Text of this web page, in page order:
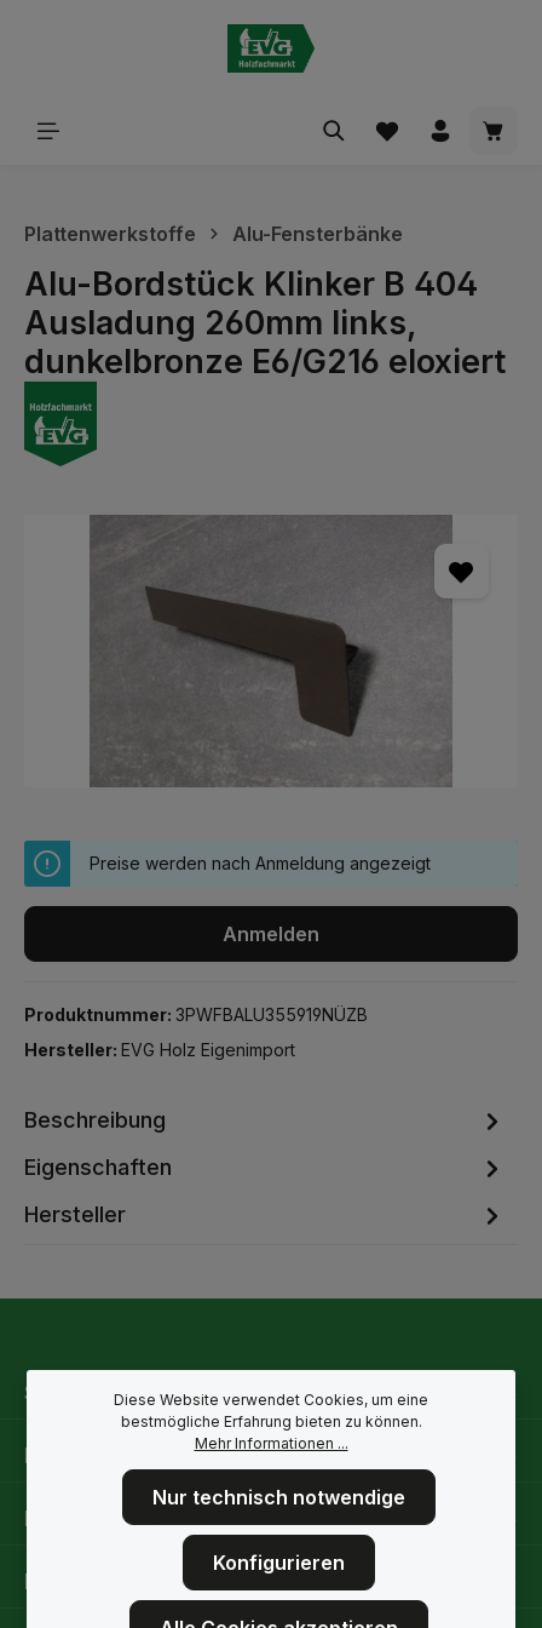
Plattenwerkstoffe Alu-Fensterbänke
Alu-Bordstück Klinker B 404
Ausladung 260mm links,
dunkelbronze E6/G216 eloxiert
Preise werden nach Anmeldung angezeigt
Anmelden
Produktnummer: 3PWFBALU355919NÜZB
Hersteller: EVG Holz Eigenimport
Beschreibung
Eigenschaften
Hersteller
Service-Hotline
Rechtliche Hinweise
Informationen
Folge uns
Diese Website verwendet Cookies, um eine
bestmögliche Erfahrung bieten zu können.
Mehr Informationen ...
Nur technisch notwendige
Konfigurieren